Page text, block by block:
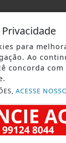
para
Ao
concorda com
ACESSE